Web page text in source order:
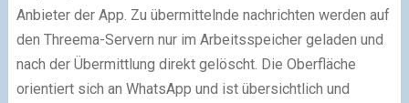
Anbieter der App. Zu übermittelnde nachrichten werden auf
den Threema-Servern nur im Arbeitsspeicher geladen und
nach der Übermittlung direkt gelöscht. Die Oberfläche
orientiert sich an WhatsApp und ist übersichtlich und